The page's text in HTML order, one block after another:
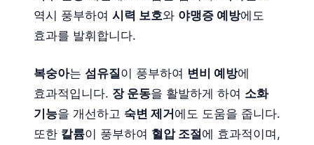
역시 풍부하여 시력 보호와 야맹증 예방에도
효과를 발휘합니다.
복숭아는 섬유질이 풍부하여 변비 예방에
효과적입니다. 장 운동을 활발하게 하여 소화
기능을 개선하고 숙변 제거에도 도움을 줍니다.
또한 칼륨이 풍부하여 혈압 조절에 효과적이며,